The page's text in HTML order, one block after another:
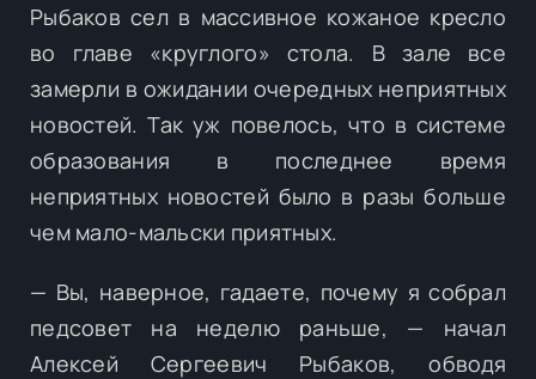
Рыбаков сел в массивное кожаное кресло
во главе «круглого» стола. В зале все
замерли в ожидании очередных неприятных
новостей. Так уж повелось, что в системе
образования в последнее время
неприятных новостей было в разы больше
чем мало-мальски приятных.
— Вы, наверное, гадаете, почему я собрал
педсовет на неделю раньше, — начал
Алексей Сергеевич Рыбаков, обводя